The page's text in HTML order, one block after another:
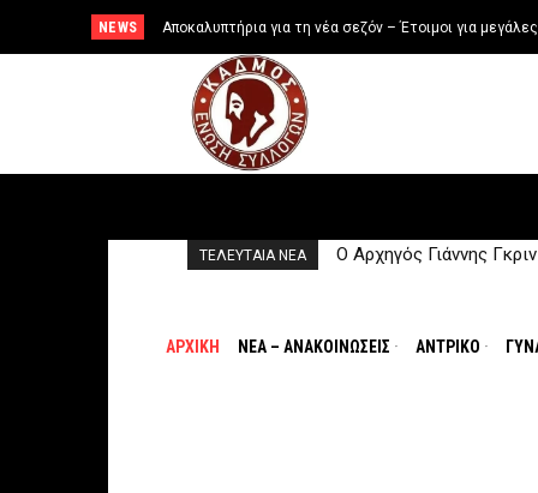
NEWS Ο Αρχηγός Γιάννης Γκρινιάρης παραμένει στη θέση
ΤΕΛΕΥΤΑΙΑ NEA Ο Γιάννης Λιανός
ΑΡΧΙΚΉ ΝΕΑ – ΑΝΑΚΟΙΝΩΣΕΙΣ ΑΝTΡΙΚΟ